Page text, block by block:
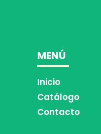
MENÚ
Inicio
Catálogo
Contacto